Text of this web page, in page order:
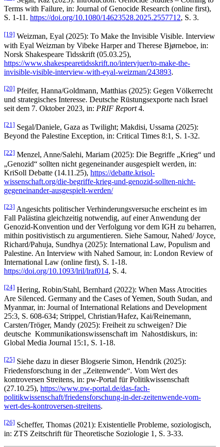
Terms with Failure, in: Journal of Genocide Research (online first),
S. 1-11. https://doi.org/10.1080/14623528.2025.2557712, S. 3.
[19] Weizman, Eyal (2025): To Make the Invisible Visible. Interview
with Eyal Weizman by Vibeke Harper and Therese Bjørneboe, in:
Norsk Shakespeare Tidsskrift (05.03.25),
https://www.shakespearetidsskrift.no/intervjuer/to-make-the-
invisible-visible-interview-with-eyal-weizman/243893.
[20] Pfeifer, Hanna/Goldmann, Matthias (2025): Gegen Völkerrecht
und strategisches Interesse. Deutsche Rüstungsexporte nach Israel
seit dem 7. Oktober 2023, in: PRIF Report4.
[21] Segal/Daniele, Gaza as Twilight; Makdisi, Ussama (2025):
Beyond the Palestine Exception, in: Critical Times 8:1, S. 1-32.
[22] Menzel, Anne/Salehi, Mariam (2025): Die Begriffe „Krieg“ und
„Genozid“ sollten nicht gegeneinander ausgespielt werden, in:
KriSoll Debatte (14.11.25), https://debatte.krisol-
wissenschaft.org/die-begriffe-krieg-und-genozid-sollten-nicht-
gegeneinander-ausgespielt-werden/
[23] Angesichts politischer Verhinderungsversuche erscheint es im
Fall Palästina gleichzeitig notwendig, auf einer Anwendung der
Genozid-Konvention und der Verfolgung vor dem IGH zu beharren,
mithin positivistisch zu argumentieren. Siehe Samour, Nahed/ Joyce,
Richard/Pahuja, Sundhya (2025): International Law, Populism and
Palestine. An Interview with Nahed Samour, in: London Review of
International Law (online first), S. 1-18.
https://doi.org/10.1093/lril/lraf014, S. 4.
[24] Hering, Robin/Stahl, Bernhard (2022): When Mass Atrocities
Are Silenced. Germany and the Cases of Yemen, South Sudan, and
Myanmar, in: Journal of International Relations and Development
25:3, S. 608-634; Strippel, Christian/Hafez, Kai/Reinemann,
Carsten/Tröger, Mandy (2025): Freiheit zu schweigen? Die
deutsche Kommunikationswissenschaft im Nahostdiskurs, in:
Global Media Journal 15:1, S. 1-18.
[25] Siehe dazu in dieser Blogserie Simon, Hendrik (2025):
Friedensforschung in der „Zeitenwende“. Vom Wert des
kontroversen Streitens, in: pw-Portal für Politikwissenschaft
(27.10.25), https://www.pw-portal.de/das-fach-
politikwissenschaft/friedensforschung-in-der-zeitenwende-vom-
wert-des-kontroversen-streitens.
[26] Scheffer, Thomas (2021): Existentielle Probleme, soziologisch,
in: ZTS Zeitschrift für Theoretische Soziologie 1, S. 3-33.